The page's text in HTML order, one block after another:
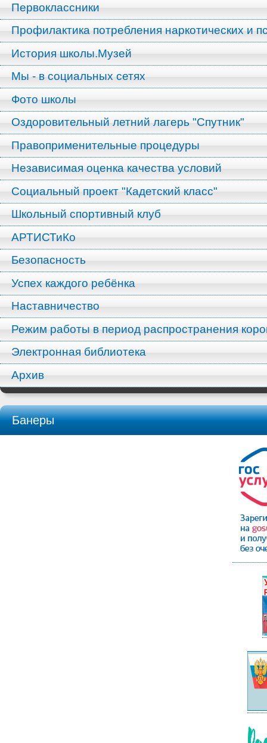
Первоклассники
Профилактика потребления наркотических и
История школы.Музей
Мы - в социальных сетях
Фото школы
Оздоровительный летний лагерь "Спутник"
Правоприменительные процедуры
Независимая оценка качества условий
Социальный проект "Кадетский класс"
Школьный спортивный клуб
АРТИСТиКо
Безопасность
Успех каждого ребёнка
Наставничество
Режим работы в период распространения
Электронная библиотека
Архив
Банеры